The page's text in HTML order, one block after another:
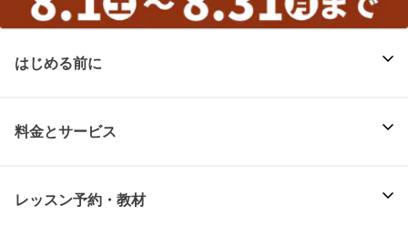
はじめる前に
料金とサービス
レッスン予約・教材